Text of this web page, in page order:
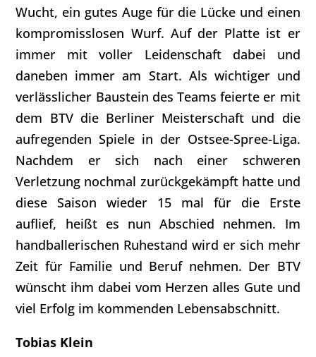
Wucht, ein gutes Auge für die Lücke und einen
kompromisslosen Wurf. Auf der Platte ist er
immer mit voller Leidenschaft dabei und
daneben immer am Start. Als wichtiger und
verlässlicher Baustein des Teams feierte er mit
dem BTV die Berliner Meisterschaft und die
aufregenden Spiele in der Ostsee-Spree-Liga.
Nachdem er sich nach einer schweren
Verletzung nochmal zurückgekämpft hatte und
diese Saison wieder 15 mal für die Erste
auflief, heißt es nun Abschied nehmen. Im
handballerischen Ruhestand wird er sich mehr
Zeit für Familie und Beruf nehmen. Der BTV
wünscht ihm dabei vom Herzen alles Gute und
viel Erfolg im kommenden Lebensabschnitt.
Tobias Klein